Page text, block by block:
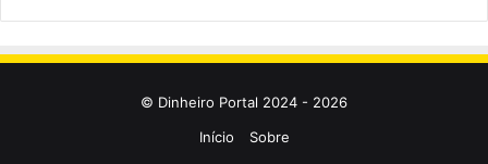
© Dinheiro Portal 2024 - 2026
Início
Sobre